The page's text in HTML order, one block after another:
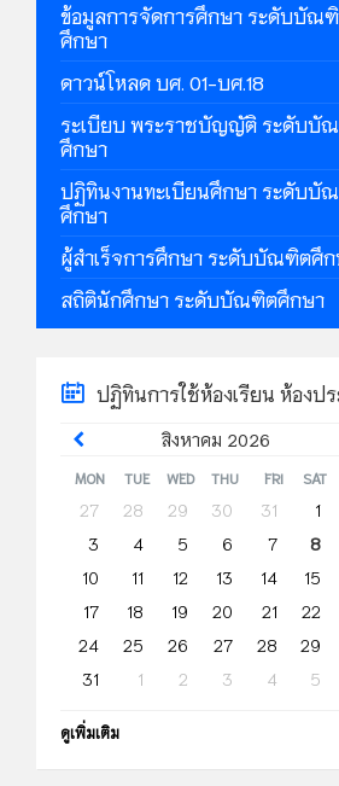
ข้อมูลการจัดการศึกษา ระดับบัณ
ศึกษา
ดาวน์โหลด บศ. 01-บศ.18
ระเบียบ พระราชบัญญัติ ระดับบั
ศึกษา
ปฏิทินงานทะเบียนศึกษา ระดับบั
ศึกษา
ผู้สำเร็จการศึกษา ระดับบัณฑิตศึ
สถิตินักศึกษา ระดับบัณฑิตศึกษา
ปฏิทินการใช้ห้องเรียน ห้องป
สิงหาคม 2026
Previous
Month
MON TUE WED THU FRI SAT
Skip
days
27 28 29 30 31 1
3
4 5 6 7 8
10
11 12 13 14 15
17
18 19 20 21 22
24
25 26 27 28 29
31
1 2 3 4 5
to
ดูเพิ่มเติม